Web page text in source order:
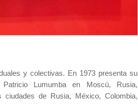
y colectivas. En 1973 presenta su
Lumumba en Moscú, Rusia,
ciudades de Rusia, México, Colombia,